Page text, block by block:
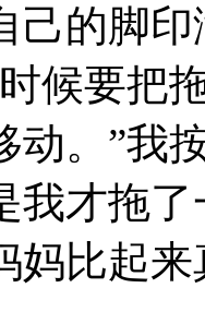
己的脚
候要把
动。”我
我才拖
妈比起